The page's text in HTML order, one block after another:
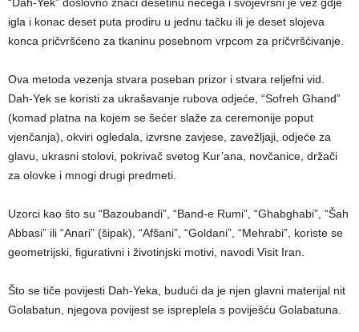
“Dah-Yek” doslovno znači desetinu nečega i svojevrsni je vez gdje
igla i konac deset puta prodiru u jednu tačku ili je deset slojeva
konca pričvršćeno za tkaninu posebnom vrpcom za pričvršćivanje.
Ova metoda vezenja stvara poseban prizor i stvara reljefni vid.
Dah-Yek se koristi za ukrašavanje rubova odjeće, “Sofreh Ghand”
(komad platna na kojem se šećer slaže za ceremonije poput
vjenčanja), okviri ogledala, izvrsne zavjese, zavežljaji, odjeće za
glavu, ukrasni stolovi, pokrivač svetog Kur’ana, novčanice, držači
za olovke i mnogi drugi predmeti.
Uzorci kao što su “Bazoubandi”, “Band-e Rumi”, “Ghabghabi”, “Šah
Abbasi” ili “Anari” (šipak), “Afšani”, “Goldani”, “Mehrabi”, koriste se
geometrijski, figurativni i životinjski motivi, navodi Visit Iran.
Što se tiče povijesti Dah-Yeka, budući da je njen glavni materijal nit
Golabatun, njegova povijest se ispreplela s poviješću Golabatuna.